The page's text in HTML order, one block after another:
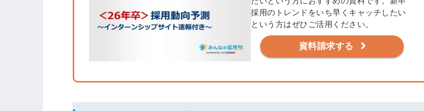
採用のトレンドをいち早くキャッチしたい
という方はぜひご活用ください。
資料請求する